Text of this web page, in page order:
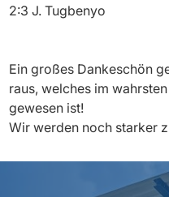
2:3 J.Tugbenyo
Ein großes Dankeschön
raus, welches im
gewesen ist!
Wir werden noch starker